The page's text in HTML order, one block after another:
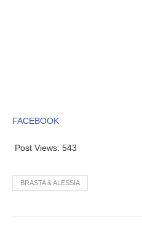
FACEBOOK
Post Views: 543
BRASTA & ALESSIA